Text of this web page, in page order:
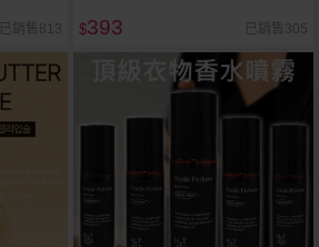
已銷售813 $393 已銷售305